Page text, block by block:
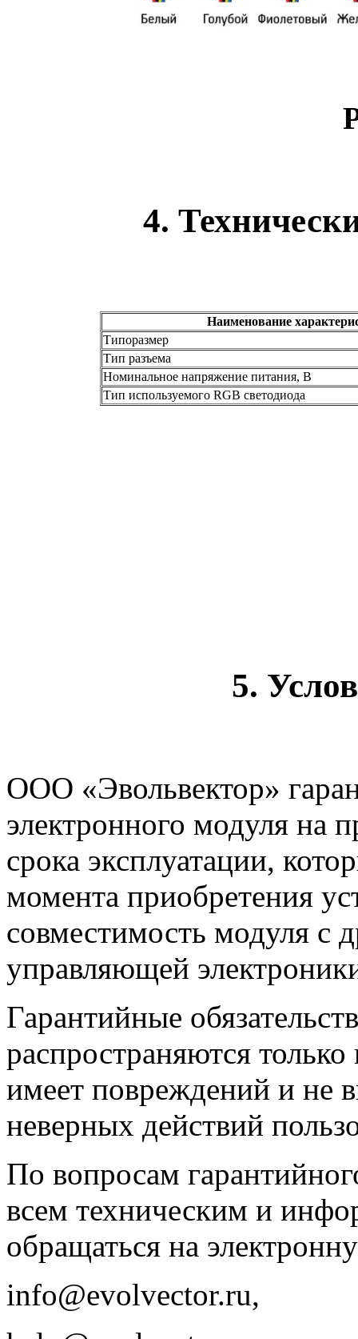
4.
Наименование
Типоразмер
Тип разъема
Номинальное напряжение питания, В
Тип используемого RGB светодиода
5.
ООО «Эвольвектор»
электронного модуля на
срока эксплуатации,
момента приобретения
совместимость модуля с
управляющей
Гарантийные
распространяются
имеет повреждений и не
неверных действий
По вопросам
всем техническим и
обращаться на
info@evolvector.ru,